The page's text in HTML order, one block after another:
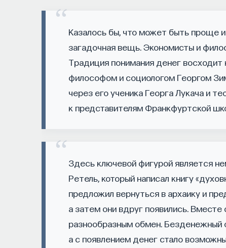
Казалось бы, что может быть проще
загадочная вещь. Экономисты и
Традиция понимания денег
философом и социологом Георгом
через его ученика Георга Лукача и
к представителям Франкфуртской
Здесь ключевой фигурой является
Ретель, который написал книгу
предложил вернуться в архаику и
а затем они вдруг появились.
разнообразным обмен. Безденежный
а с появлением денег стало
о происходящем в мире?
Как философия помогает понять мир, в
представления об окружающей
и другие вопросы можно найти,
Слушатели курса убедятся в том, что
современного человека.
Пройдя этот курс, вы:
— Овладеете ключевыми для независимого
воспринимать информацию и логично и
— Узнаете, как философия отвечает на
пространство и что такое время? Что
сознание? Реальна ли реальность и